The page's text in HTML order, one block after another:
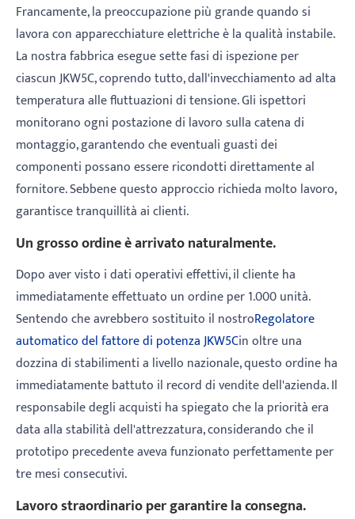
Francamente, la preoccupazione più grande quando si
lavora con apparecchiature elettriche è la qualità instabile.
La nostra fabbrica esegue sette fasi di ispezione per
ciascun JKW5C, coprendo tutto, dall'invecchiamento ad alta
temperatura alle fluttuazioni di tensione. Gli ispettori
monitorano ogni postazione di lavoro sulla catena di
montaggio, garantendo che eventuali guasti dei
componenti possano essere ricondotti direttamente al
fornitore. Sebbene questo approccio richieda molto lavoro,
garantisce tranquillità ai clienti.
Un grosso ordine è arrivato naturalmente.
Dopo aver visto i dati operativi effettivi, il cliente ha
immediatamente effettuato un ordine per 1.000 unità.
Sentendo che avrebbero sostituito il nostroRegolatore
automatico del fattore di potenza JKW5Cin oltre una
dozzina di stabilimenti a livello nazionale, questo ordine ha
immediatamente battuto il record di vendite dell'azienda. Il
responsabile degli acquisti ha spiegato che la priorità era
data alla stabilità dell'attrezzatura, considerando che il
prototipo precedente aveva funzionato perfettamente per
tre mesi consecutivi.
Lavoro straordinario per garantire la consegna.